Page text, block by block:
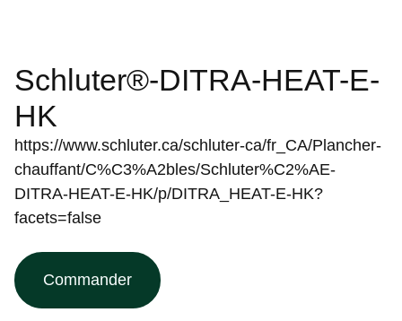
Schluter®-DITRA-HEAT-E-
HK
https://www.schluter.ca/schluter-ca/fr_CA/Plancher-
chauffant/C%C3%A2bles/Schluter%C2%AE-
DITRA-HEAT-E-HK/p/DITRA_HEAT-E-HK?
facets=false
Commander